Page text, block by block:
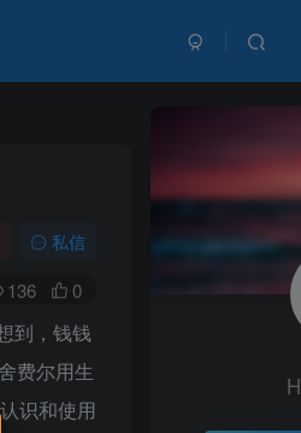
私信
136 0
到，钱钱
费尔用生
识和使用